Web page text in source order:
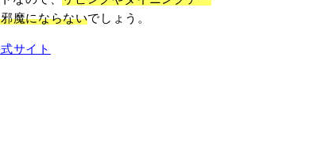
魔にならないでしょう。
サイト